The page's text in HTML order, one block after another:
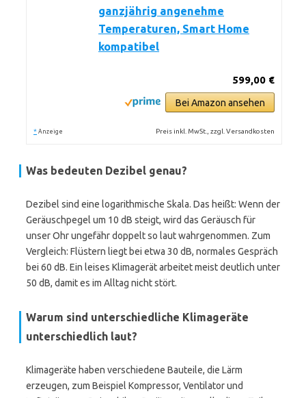
ganzjährig angenehme
Temperaturen, Smart Home
kompatibel
599,00 €
Bei Amazon ansehen
* Anzeige Preis inkl. MwSt., zzgl. Versandkosten
Was bedeuten Dezibel genau?
Dezibel sind eine logarithmische Skala. Das heißt: Wenn der
Geräuschpegel um 10 dB steigt, wird das Geräusch für
unser Ohr ungefähr doppelt so laut wahrgenommen. Zum
Vergleich: Flüstern liegt bei etwa 30 dB, normales Gespräch
bei 60 dB. Ein leises Klimagerät arbeitet meist deutlich unter
50 dB, damit es im Alltag nicht stört.
Warum sind unterschiedliche Klimageräte
unterschiedlich laut?
Klimageräte haben verschiedene Bauteile, die Lärm
erzeugen, zum Beispiel Kompressor, Ventilator und